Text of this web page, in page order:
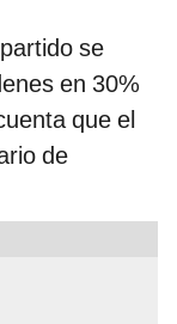
se
en 30%
que el
de